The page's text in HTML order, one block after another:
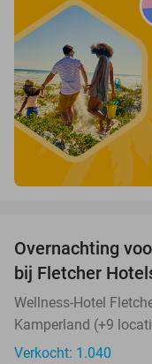
Overnachting
bij Fletcher
Wellness-Hotel
Kamperland (+9
Verkocht: 1.040